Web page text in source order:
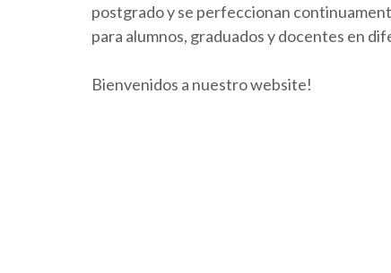
postgrado y se perfeccionan
para alumnos, graduados y docentes en
Bienvenidos a nuestro website!